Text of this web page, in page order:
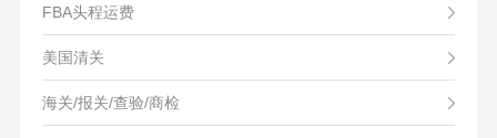
FBA头程运费
美国清关
海关/报关/查验/商检